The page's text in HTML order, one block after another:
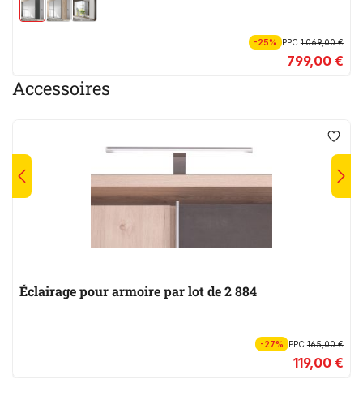
-25% PPC1 069,00 €
799,00 €
Accessoires
Éclairage pour armoire par lot de 2 884
-27% PPC165,00 €
119,00 €